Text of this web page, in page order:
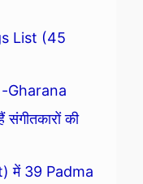
List (45
-Gharana
संगीतकारों की
में 39 Padma